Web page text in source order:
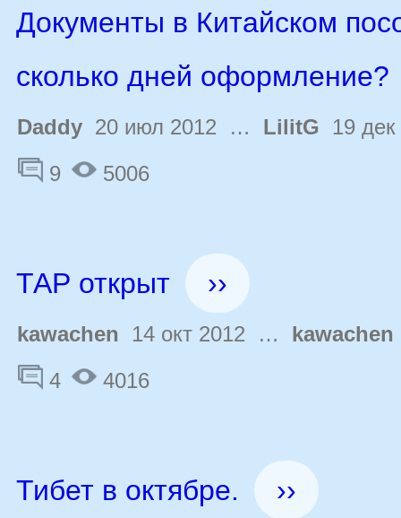
Документы в Китайском
сколько дней оформление?
Daddy 20 июл 2012 … LilitG 19
9
5006
ТАР открыт ››
kawachen 14 окт 2012 … kawachen
4
4016
Тибет в октябре. ››